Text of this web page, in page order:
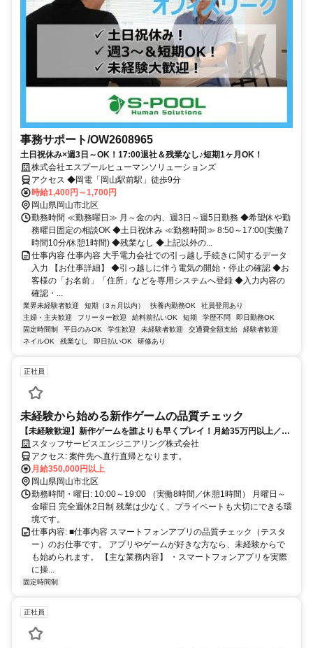
事務サポート/OW2608965
土日祝休み×週3日～OK！17:00退社＆残業なし♪短期1ヶ月OK！
株式会社エスプールヒューマンソリューションズ
アクセス ◆岡電「岡山駅前駅」徒歩9分
時給1,400円～1,700円
岡山県岡山市北区
勤務時間 ≪勤務曜日≫ 月～金の内、週3日～週5日勤務 ◆希望休や勤
務曜日固定の相談OK ◆土日祝休み ≪勤務時間≫ 8:50～17:00(実働7
時間10分/休憩1時間) ◆残業なし ◆上記以外の...
仕事内容 仕事内容 大手電力会社での引っ越し手続きに関するデータ
入力 【お仕事詳細】 ◆引っ越しに伴う電気の開始・停止の確認 ◆お
客様の「お名前」「住所」などを専用システムへ登録 ◆入力内容の
確認・...
業界未経験者歓迎 短期（3ヵ月以内） 扶養内勤務OK
社員登用あり
主婦・主夫歓迎
フリーター歓迎 給料前払いOK 短期 学歴不問
即日勤務OK
固定時間制
平日のみOK 学生歓迎 未経験者歓迎 交通費全額支給
経験者歓迎
ネイルOK
残業なし 即日払いOK 研修あり
正社員
未経験から始める新作ゲームの品質チェック
【未経験歓迎】新作ゲームを誰よりも早くプレイ！月給35万円以上／完
全週休2日制／ゲーム好き歓迎
スタッフサービスエンジニアリング株式会社
アクセス: 案件先へ直行直帰となります。
月給350,000円以上
岡山県岡山市北区
勤務時間・曜日: 10:00～19:00 （実働8時間／休憩1時間） 月曜日～
金曜日 完全週休2日制 残業は少なく、プライベートも大切にできる環
境です。
仕事内容: ■仕事内容 スマートフォンアプリの品質チェック（テスタ
ー）のお仕事です。 アプリやゲームが好きな方なら、未経験からで
も始められます。 【主な業務内容】 ・スマートフォンアプリを実際
に操...
固定時間制
正社員